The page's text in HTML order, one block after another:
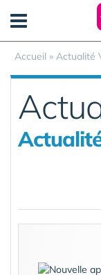
Accueil » Actualité
Panneau de gestion